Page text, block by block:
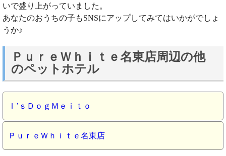
いで盛り上がっていました。
あなたのおうちの子もSNSにアップしてみてはいかがでしょ
うか♪
ＰｕｒｅＷｈｉｔｅ名東店周辺の他
のペットホテル
Ｉ’ｓＤｏｇＭｅｉｔｏ
ＰｕｒｅＷｈｉｔｅ名東店